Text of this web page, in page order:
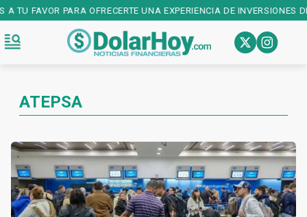
PARA OFRECERTE UNA EXPERIENCIA DE INVERSIONES DE
ATEPSA